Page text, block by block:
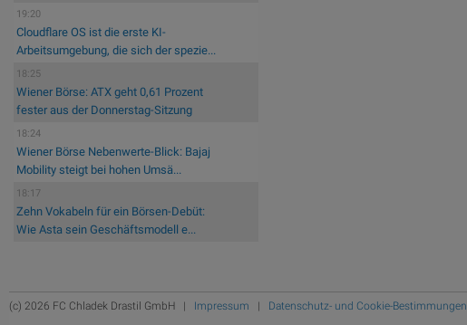
19:20
Cloudflare OS ist die erste KI-
Arbeitsumgebung, die sich der spezie...
18:25
Wiener Börse: ATX geht 0,61 Prozent
fester aus der Donnerstag-Sitzung
18:24
Wiener Börse Nebenwerte-Blick: Bajaj
Mobility steigt bei hohen Umsä...
18:17
Zehn Vokabeln für ein Börsen-Debüt:
Wie Asta sein Geschäftsmodell e...
(c) 2026 FC Chladek Drastil GmbH | Impressum | Datenschutz- und Cookie-Bestimmungen